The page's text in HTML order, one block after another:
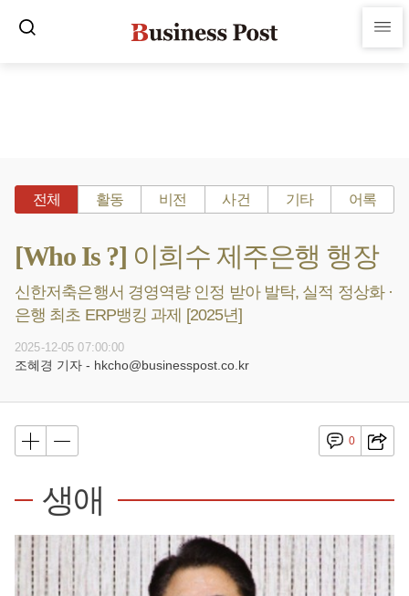
전체 활동 비전 사건 기타 어록
[Who Is ?] 이희수 제주은행 행장
신한저축은행서 경영역량 인정 받아 발탁, 실적 정상화 ·
은행 최초 ERP뱅킹 과제 [2025년]
2025-12-05 07:00:00
조혜경 기자 - hkcho@businesspost.co.kr
0
생애